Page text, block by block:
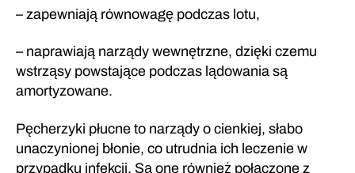
– zapewniają równowagę podczas lotu,
– naprawiają narządy wewnętrzne, dzięki czemu
wstrząsy powstające podczas lądowania są
amortyzowane.
Pęcherzyki płucne to narządy o cienkiej, słabo
unaczynionej błonie, co utrudnia ich leczenie w
przypadku infekcji. Są one również połączone z